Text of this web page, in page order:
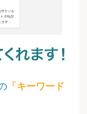
「キーワード